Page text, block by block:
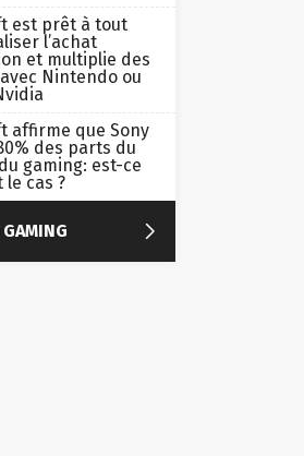
est prêt à tout
l’achat
et multiplie des
Nintendo ou
affirme que Sony
des parts du
gaming: est-ce
cas ?
